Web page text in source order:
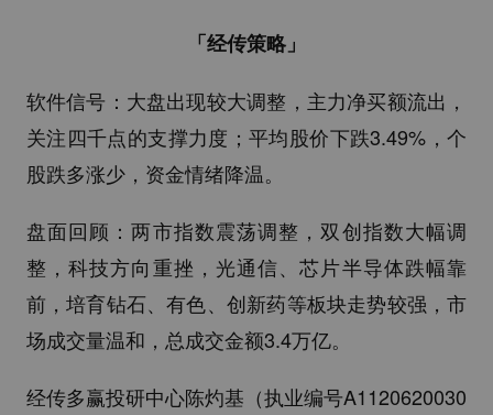
「经传策略」
软件信号：大盘出现较大调整，主力净买额流出，
关注四千点的支撑力度；平均股价下跌3.49%，个
股跌多涨少，资金情绪降温。
盘面回顾：两市指数震荡调整，双创指数大幅调
整，科技方向重挫，光通信、芯片半导体跌幅靠
前，培育钻石、有色、创新药等板块走势较强，市
场成交量温和，总成交金额3.4万亿。
经传多赢投研中心陈灼基（执业编号A1120620030